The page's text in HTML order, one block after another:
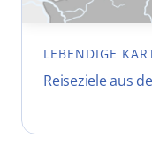
LEBENDIGE
Reiseziele aus